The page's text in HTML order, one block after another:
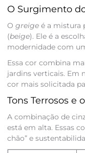
O Surgimento
O greigeé a mistura
(beige). Ele é a
modernidade com
Essa cor combina
jardins verticais. Em
cor mais solicitada
Tons Terrosos e
A combinação de
está em alta. Essas
chão” e